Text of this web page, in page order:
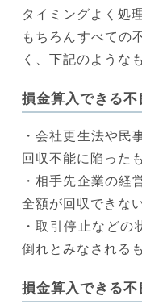
タイミングよく処
もちろんすべての
く、下記のような
損金算入できる不
・会社更生法や民
回収不能に陥った
・相手先企業の経
全額が回収できな
・取引停止など
倒れとみなされる
損金算入できる不